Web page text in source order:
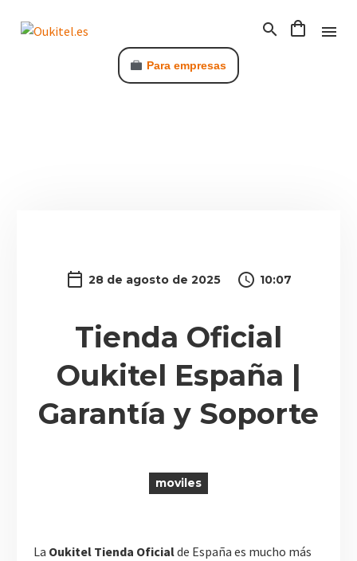
Para empresas
28 de agosto de 2025 10:07
Tienda Oficial
Oukitel España |
Garantía y Soporte
moviles
La Oukitel Tienda Oficialde España es mucho más